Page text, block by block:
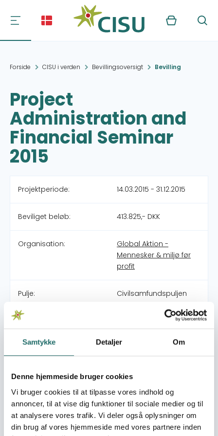
Samtykke Detaljer Om
Denne hjemmeside bruger cookies
Vi bruger cookies til at tilpasse vores indhold og
annoncer, til at vise dig funktioner til sociale medier og til
at analysere vores trafik. Vi deler også oplysninger om
din brug af vores hjemmeside med vores partnere inden
Kurv Søg
Forside CISU i verden Bevillingsoversigt Bevilling
Project
Administration and
Financial Seminar
2015
Projektperiode: 14.03.2015 - 31.12.2015
Beviliget beløb: 413.825,- DKK
Organisation:
Global Aktion -
Mennesker & miljø før
profit
Pulje: Civilsamfundspuljen
Indsatsområde: Partnerskabsaktivitet
Indsatser foregår i:
Eswatini
Mozambique
South Africa
Uganda
Zimbabwe
Resume